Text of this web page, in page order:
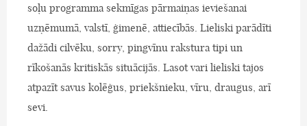
soļu programma sekmīgas pārmaiņas ieviešanai
uzņēmumā, valstī, ģimenē, attiecībās. Lieliski parādīti
dažādi cilvēku, sorry, pingvīnu rakstura tipi un
rīkošanās kritiskās situācijās. Lasot vari lieliski tajos
atpazīt savus kolēģus, priekšnieku, vīru, draugus, arī
sevi.